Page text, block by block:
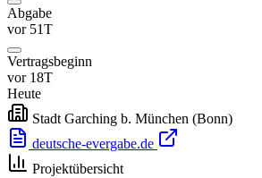
Abgabe
vor 51T
Vertragsbeginn
vor 18T
Heute
Stadt Garching b. München (Bonn)
deutsche-evergabe.de
Projektübersicht